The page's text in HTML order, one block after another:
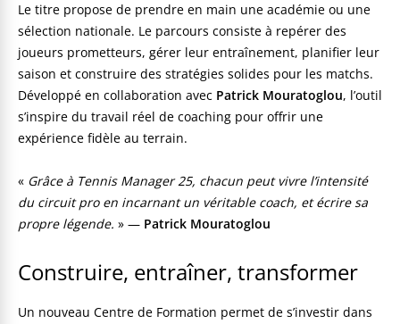
Le titre propose de prendre en main une académie ou une
sélection nationale. Le parcours consiste à repérer des
joueurs prometteurs, gérer leur entraînement, planifier leur
saison et construire des stratégies solides pour les matchs.
Développé en collaboration avec Patrick Mouratoglou, l’outil
s’inspire du travail réel de coaching pour offrir une
expérience fidèle au terrain.
« Grâce à Tennis Manager 25, chacun peut vivre l’intensité
du circuit pro en incarnant un véritable coach, et écrire sa
propre légende. » — Patrick Mouratoglou
Construire, entraîner, transformer
Un nouveau Centre de Formation permet de s’investir dans